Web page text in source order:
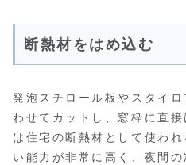
断熱材をはめ込む
発泡スチロール板やスタイ
わせてカットし、窓枠に直
は住宅の断熱材として使わ
い能力が非常に高く、夜間